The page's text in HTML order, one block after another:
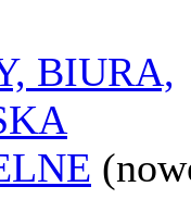
BIURA,